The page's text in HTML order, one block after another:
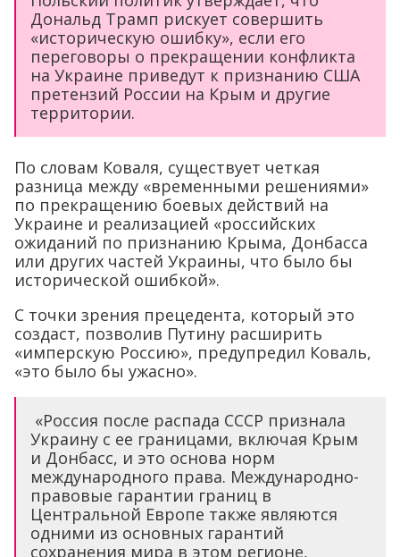
претензий России на Крым и другие
территории.
По словам Коваля, существует четкая
разница между «временными решениями»
по прекращению боевых действий на
Украине и реализацией «российских
ожиданий по признанию Крыма, Донбасса
или других частей Украины, что было бы
исторической ошибкой».
С точки зрения прецедента, который это
создаст, позволив Путину расширить
«имперскую Россию», предупредил Коваль,
«это было бы ужасно».
«Россия после распада СССР признала
Украину с ее границами, включая Крым
и Донбасс, и это основа норм
правовые гарантии границ в
Центральной Европе также являются
одними из основных гарантий
сохранения мира в этом регионе,
согласно нашему историческому опыту»,
добавил Коваль.